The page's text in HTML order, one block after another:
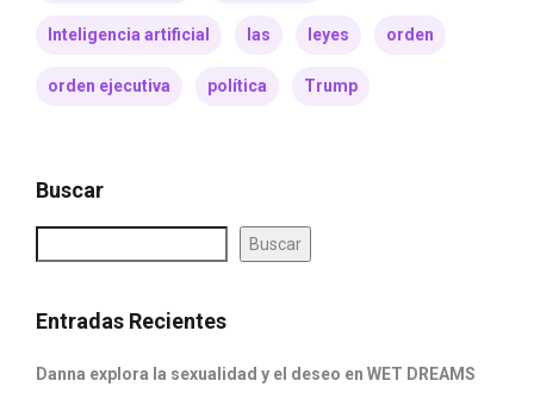
Inteligencia artificial las leyes orden
orden ejecutiva política Trump
Buscar
Buscar
Entradas Recientes
Danna explora la sexualidad y el deseo en WET DREAMS